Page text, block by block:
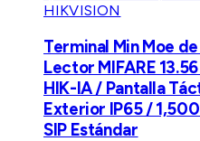
HIKVISION
Terminal Min Moe
Lector MIFARE
HIK-IA / Pantalla
Exterior IP65 /
SIP Estándar